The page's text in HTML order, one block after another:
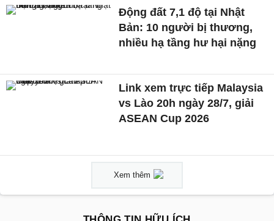
Động đất 7,1 độ tại Nhật
Bản: 10 người bị thương,
nhiều hạ tầng hư hại nặng
Link xem trực tiếp Malaysia
vs Lào 20h ngày 28/7, giải
ASEAN Cup 2026
Xem thêm